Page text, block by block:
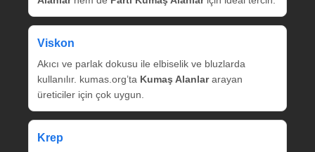
Viskon
Akıcı ve parlak dokusu ile elbiselik ve bluzlarda
kullanılır. kumas.org’ta Kumaş Alanlararayan
üreticiler için çok uygun.
Krep